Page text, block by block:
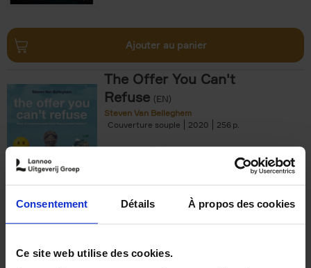
Consentement Détails À propos des cookies
Ce site web utilise des cookies.
Ajouter au panier
The Offer You Can't
Refuse (EN)
Steven Van Belleghem
Couverture souple
2020 256
€37,50